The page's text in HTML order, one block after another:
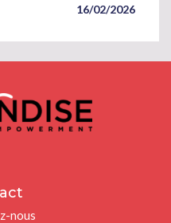
16/02/2026
nous